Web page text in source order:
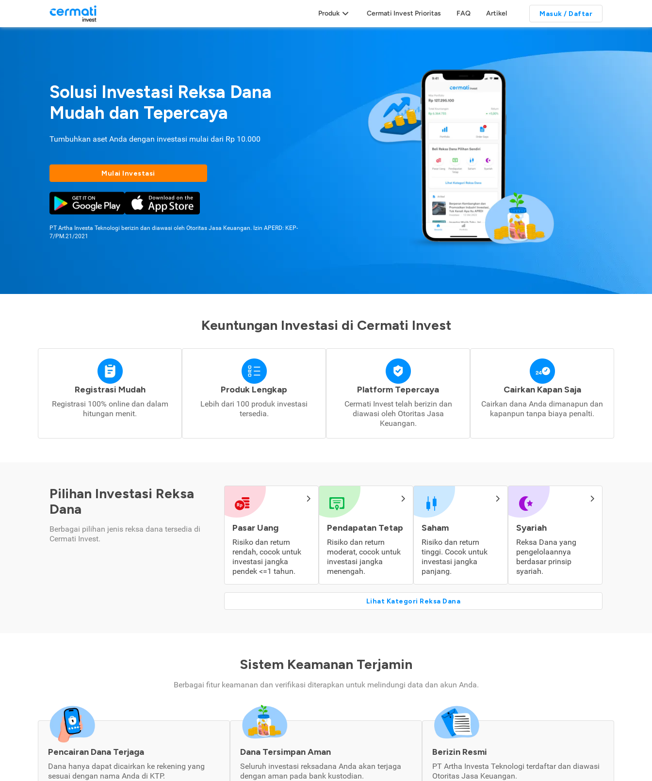
Produk Cermati Invest Prioritas FAQ Artikel Masuk / Daftar
Solusi Investasi Reksa Dana
Mudah dan Tepercaya
Tumbuhkan aset Anda dengan investasi mulai dari Rp 10.000
Mulai Investasi
PT Artha Investa Teknologi berizin dan diawasi oleh Otoritas Jasa Keuangan. Izin APERD: KEP-
7/PM.21/2021
Keuntungan Investasi di Cermati Invest
Registrasi Mudah
Registrasi 100% online dan dalam
hitungan menit.
Produk Lengkap
Lebih dari 100 produk investasi
tersedia.
Platform Tepercaya
Cermati Invest telah berizin dan
diawasi oleh Otoritas Jasa
Keuangan.
Cairkan Kapan Saja
Cairkan dana Anda dimanapun dan
kapanpun tanpa biaya penalti.
Pilihan Investasi Reksa
Dana
Berbagai pilihan jenis reksa dana tersedia di
Cermati Invest.
Pasar Uang
Risiko dan return
rendah, cocok untuk
investasi jangka
pendek <=1 tahun.
Pendapatan Tetap
Risiko dan return
moderat, cocok untuk
investasi jangka
menengah.
Saham
Risiko dan return
tinggi. Cocok untuk
investasi jangka
panjang.
Syariah
Reksa Dana yang
pengelolaannya
berdasar prinsip
syariah.
Lihat Kategori Reksa Dana
Sistem Keamanan Terjamin
Berbagai fitur keamanan dan verifikasi diterapkan untuk melindungi data dan akun Anda.
Pencairan Dana Terjaga
Dana hanya dapat dicairkan ke rekening yang
sesuai dengan nama Anda di KTP.
Dana Tersimpan Aman
Seluruh investasi reksadana Anda akan terjaga
dengan aman pada bank kustodian.
Berizin Resmi
PT Artha Investa Teknologi terdaftar dan diawasi
Otoritas Jasa Keuangan.